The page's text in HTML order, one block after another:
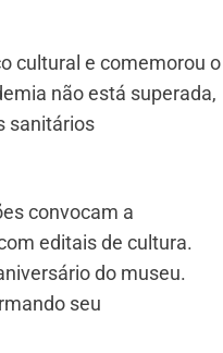
cultural e comemorou o
não está superada,
sanitários
convocam a
editais de cultura.
do museu.
seu